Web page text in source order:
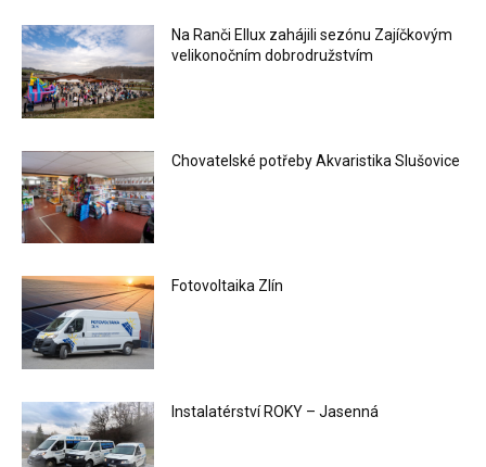
Na Ranči Ellux zahájili sezónu Zajíčkovým
velikonočním dobrodružstvím
Chovatelské potřeby Akvaristika Slušovice
Fotovoltaika Zlín
Instalatérství ROKY – Jasenná